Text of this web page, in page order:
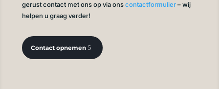
gerust contact met ons op via onscontactformulier– wij
helpen u graag verder!
Contact opnemen